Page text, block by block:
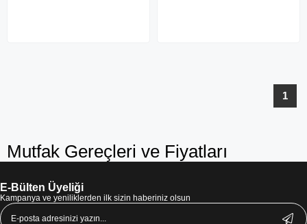
1
Mutfak Gereçleri ve Fiyatları
E-Bülten Üyeliği
Kampanya ve yeniliklerden ilk sizin haberiniz olsun